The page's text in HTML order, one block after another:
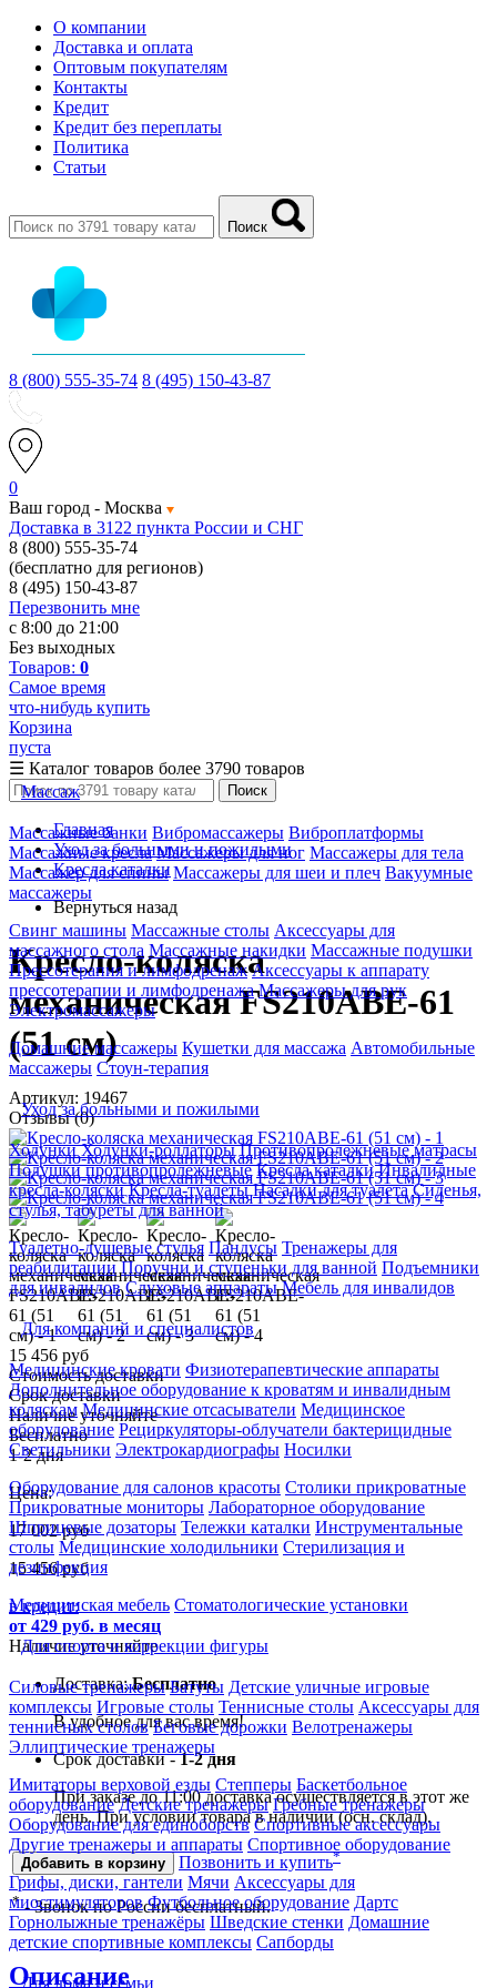
О компании
Доставка и оплата
Оптовым покупателям
Контакты
Кредит
Кредит без переплаты
Политика
Статьи
Поиск
8 (800) 555-35-74 8 (495) 150-43-87
0
Ваш город - Москва
Доставка в 3122 пункта России и СНГ
8 (800) 555-35-74
(бесплатно для регионов)
8 (495) 150-43-87
Перезвонить мне
с 8:00 до 21:00
Без выходных
Товаров: 0
Самое время
что-нибудь купить
Корзина
пуста
☰ Каталог товаров более 3790 товаров
Массаж
Массажные банки Вибромассажеры Виброплатформы
Массажные кресла Массажеры для ног Массажеры для тела
Массажер для спины Массажеры для шеи и плеч Вакуумные
массажеры
Свинг машины Массажные столы Аксессуары для
массажного стола Массажные накидки Массажные подушки
Прессотерапия и лимфодренаж Аксессуары к аппарату
прессотерапии и лимфодренажа Массажеры для рук
Электромассажеры
Домашние массажеры Кушетки для массажа Автомобильные
массажеры Стоун-терапия
Уход за больными и пожилыми
ХодункиХодунки-роллаторы Противопролежневые матрасы
Подушки противопролежневые Кресла каталки Инвалидные
кресла-коляски Кресла-туалеты Насадки для туалета Сиденья,
стулья, табуреты для ванной
Туалетно-душевые стулья Пандусы Тренажеры для
реабилитации Поручни и ступеньки для ванной Подъемники
для инвалидов Слуховые аппараты Мебель для инвалидов
Для компаний и специалистов
Медицинские кровати Физиотерапевтические аппараты
Дополнительное оборудование к кроватям и инвалидным
коляскам Медицинские отсасыватели Медицинское
оборудование Рециркуляторы-облучатели бактерицидные
Светильники Электрокардиографы Носилки
Оборудование для салонов красоты Столики прикроватные
Прикроватные мониторы Лабораторное оборудование
Шприцевые дозаторы Тележки каталки Инструментальные
столы Медицинские холодильники Стерилизация и
дезинфекция
Медицинская мебель Стоматологические установки
Для спорта и коррекции фигуры
Силовые тренажеры Батуты Детские уличные игровые
комплексы Игровые столы Теннисные столы Аксессуары для
теннисных столов Беговые дорожки Велотренажеры
Эллиптические тренажеры
Имитаторы верховой езды Степперы Баскетбольное
оборудование Детские тренажеры Гребные тренажеры
Оборудование для единоборств Спортивные аксессуары
Другие тренажеры и аппараты Спортивное оборудование
Грифы, диски, гантели Мячи Аксессуары для
миостимуляторов Футбольное оборудование Дартс
Горнолыжные тренажёры Шведские стенки Домашние
детские спортивные комплексы Сапборды
Для дома и семьи
Поиск
Главная
Уход за больными и пожилыми
Кресла каталки
Вернуться назад
Кресло-коляска
механическая FS210ABE-61
(51 см)
Артикул: 19467
Отзывы (0)
15 456 руб
Стоимость доставки
Срок доставки
Наличие уточняйте
Бесплатно
1-2 дня
Цена:
17 002руб
15 456руб
в кредит:
от 429 руб. в месяц
Наличие уточняйте
Доставка:Бесплатно
В удобное для вас время!
Срок доставки -1-2 дня
При заказе до 11:00 доставка осуществляется в этот же
день. При условии товара в наличии (осн. склад).
Добавить в корзину Позвонить и купить*
*- Звонок по России бесплатный.
Описание